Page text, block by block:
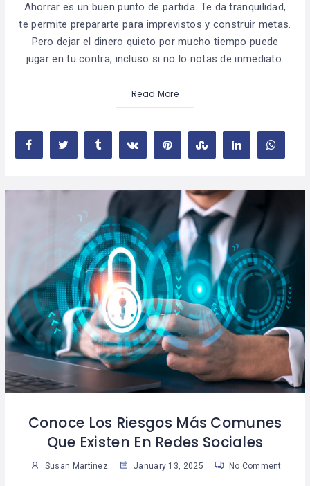
Ahorrar es un buen punto de partida. Te da tranquilidad,
te permite prepararte para imprevistos y construir metas.
Pero dejar el dinero quieto por mucho tiempo puede
jugar en tu contra, incluso si no lo notas de inmediato.
Read More
Conoce Los Riesgos Más Comunes
Que Existen En Redes Sociales
Susan Martinez January 13, 2025 No Comment